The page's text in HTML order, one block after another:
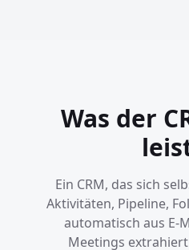
Was der
Ein CRM, das sich
Aktivitäten, Pipeline,
automatisch aus E-
Meetings